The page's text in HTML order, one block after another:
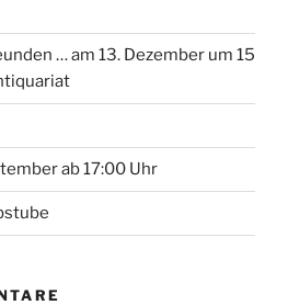
… am 13. Dezember um 15
ab 17:00 Uhr